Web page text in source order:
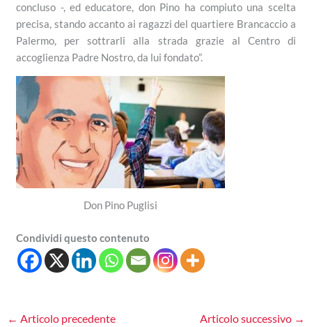
concluso -, ed educatore, don Pino ha compiuto una scelta
precisa, stando accanto ai ragazzi del quartiere Brancaccio a
Palermo, per sottrarli alla strada grazie al Centro di
accoglienza Padre Nostro, da lui fondato”.
Don Pino Puglisi
Condividi questo contenuto
← Articolo precedente Articolo successivo →